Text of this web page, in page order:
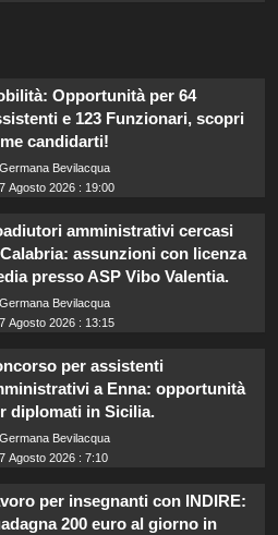
Opportunità per 64
e 123 Funzionari, scopri
candidarti!
Germana Bevilacqua
7 Agosto 2026 : 19:00
amministrativi cercasi
assunzioni con licenza
presso ASP Vibo Valentia.
Germana Bevilacqua
7 Agosto 2026 : 13:15
per assistenti
a Enna: opportunità
diplomati in Sicilia.
Germana Bevilacqua
7 Agosto 2026 : 7:10
per insegnanti con INDIRE:
200 euro al giorno in